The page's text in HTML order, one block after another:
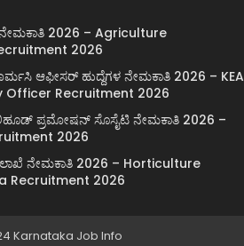
2026 – Agriculture
2026
ಆಫೀಸರ್ ಹುದ್ದೆಗಳ ನೇಮಕಾತಿ 2026 – KEA
Officer Recruitment 2026
ಪ್ರಮೋಷನ್ ಸೊಸೈಟಿ ನೇಮಕಾತಿ 2026 –
2026
ನೇಮಕಾತಿ 2026 – Horticulture
Recruitment 2026
Karnataka Job Info